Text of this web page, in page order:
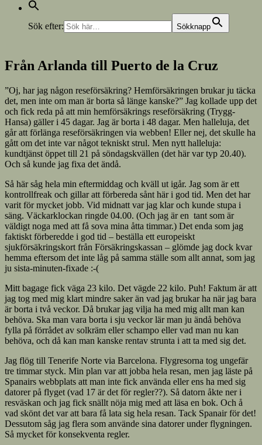
Sök efter: Sökknapp
Från Arlanda till Puerto de la Cruz
”Oj, har jag någon reseförsäkring? Hemförsäkringen brukar ju täcka
det, men inte om man är borta så länge kanske?” Jag kollade upp det
och fick reda på att min hemförsäkrings reseförsäkring (Trygg-
Hansa) gäller i 45 dagar. Jag är borta i 48 dagar. Men halleluja, det
går att förlänga reseförsäkringen via webben! Eller nej, det skulle ha
gått om det inte var något tekniskt strul. Men nytt halleluja:
kundtjänst öppet till 21 på söndagskvällen (det här var typ 20.40).
Och så kunde jag fixa det ändå.
Så här såg hela min eftermiddag och kväll ut igår. Jag som är ett
kontrollfreak och gillar att förbereda sånt här i god tid. Men det har
varit för mycket jobb. Vid midnatt var jag klar och kunde stupa i
säng. Väckarklockan ringde 04.00. (Och jag är en tant som är
väldigt noga med att få sova mina åtta timmar.) Det enda som jag
faktiskt förberedde i god tid – beställa ett europeiskt
sjukförsäkringskort från Försäkringskassan – glömde jag dock kvar
hemma eftersom det inte låg på samma ställe som allt annat, som jag
ju sista-minuten-fixade :-(
Mitt bagage fick väga 23 kilo. Det vägde 22 kilo. Puh! Faktum är att
jag tog med mig klart mindre saker än vad jag brukar ha när jag bara
är borta i två veckor. Då brukar jag vilja ha med mig allt man kan
behöva. Ska man vara borta i sju veckor lär man ju ändå behöva
fylla på förrådet av solkräm eller schampo eller vad man nu kan
behöva, och då kan man kanske rentav strunta i att ta med sig det.
Jag flög till Tenerife Norte via Barcelona. Flygresorna tog ungefär
tre timmar styck. Min plan var att jobba hela resan, men jag läste på
Spanairs webbplats att man inte fick använda eller ens ha med sig
datorer på flyget (vad 17 är det för regler??). Så datorn åkte ner i
resväskan och jag fick snällt nöja mig med att läsa en bok. Och å
vad skönt det var att bara få lata sig hela resan. Tack Spanair för det!
Dessutom såg jag flera som använde sina datorer under flygningen.
Så mycket för konsekventa regler.